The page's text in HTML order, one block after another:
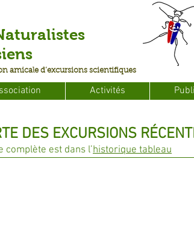
amicale d’excursions scientifiques
Activités
DES EXCURSIONS
complète est dans l’historique tableau